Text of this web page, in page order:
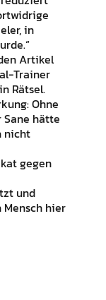
in
Artikel
Trainer
Rätsel.
Ohne
Sane hätte
nicht
gegen
und
hier